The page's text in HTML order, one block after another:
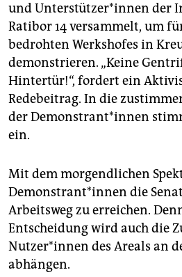
genossenschaft
epaper login
und Unterstützer*innen der
Ratibor 14 versammelt, um
bedrohten Werkshofes in
demonstrieren. „Keine
Hintertür!“, fordert ein
Redebeitrag. In die
der Demonstrant*innen
ein.
Mit dem morgendlichen
Demonstrant*innen die
Arbeitsweg zu erreichen.
Entscheidung wird auch die
Nutzer*innen des Areals an
abhängen.